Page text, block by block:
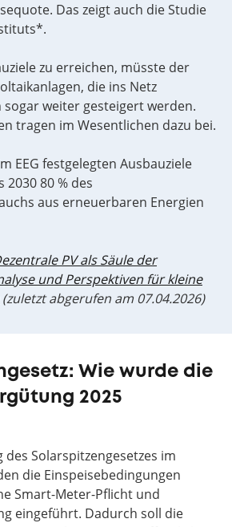
Das zeigt auch die Studie
zu erreichen, müsste der
die ins Netz
sogar weiter gesteigert werden.
tragen im Wesentlichen dazu bei.
EEG festgelegten Ausbauziele
2030 80 % des
aus erneuerbaren Energien
PV als Säule der
und Perspektiven für kleine
(zuletzt abgerufen am 07.04.2026)
Wie wurde die
2025
Solarspitzengesetzes im
die Einspeisebedingungen
Smart-Meter-Pflicht und
eingeführt. Dadurch soll die